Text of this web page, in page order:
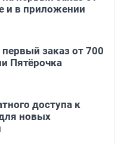
и в приложении
заказ от 700
Пятёрочка
доступа к
новых